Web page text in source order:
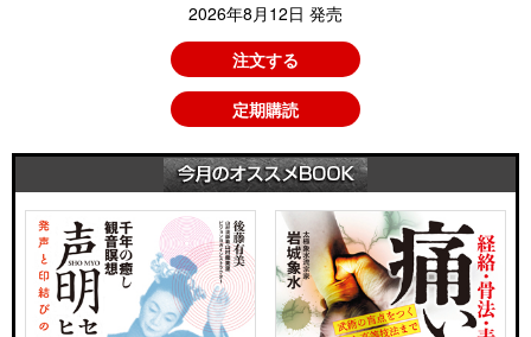
2026年8月12日 発売
注文する
定期購読